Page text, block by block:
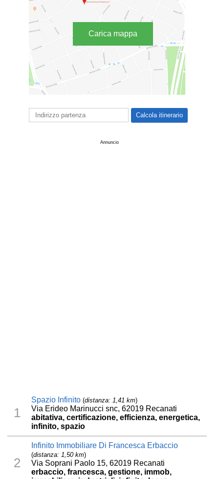
Carica mappa
Annuncio
1
Spazio Infinito (distanza: 1,41 km)
Via Erideo Marinucci snc, 62019 Recanati
abitativa, certificazione, efficienza, energetica,
infinito, spazio
2
Infinito Immobiliare Di Francesca Erbaccio
(distanza: 1,50 km)
Via Soprani Paolo 15, 62019 Recanati
erbaccio, francesca, gestione, immob,